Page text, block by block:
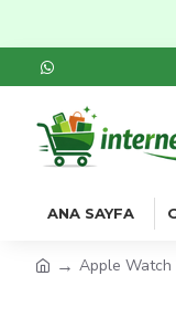
ANA SAYFA
Apple Watch